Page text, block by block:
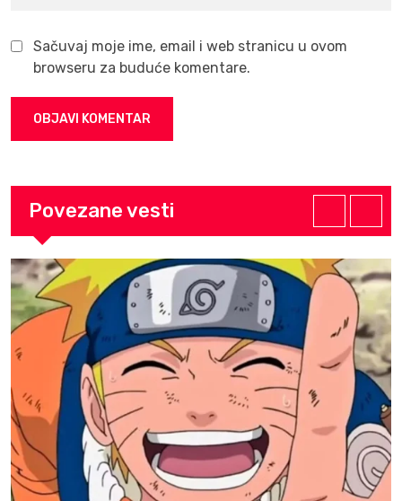
Sačuvaj moje ime, email i web stranicu u ovom
browseru za buduće komentare.
Povezane vesti